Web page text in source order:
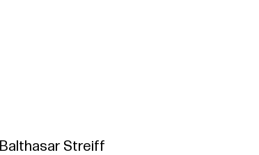
Balthasar Streiff